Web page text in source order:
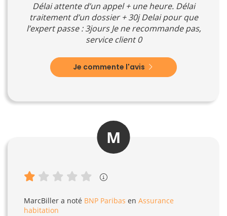
Délai attente d’un appel + une heure. Délai
traitement d’un dossier + 30j Delai pour que
l’expert passe : 3jours Je ne recommande pas,
service client 0
Je commente l'avis
M
MarcBiller a noté BNP Paribas en Assurance
habitation